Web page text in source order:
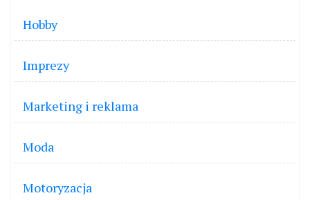
Hobby
Imprezy
Marketing i reklama
Moda
Motoryzacja